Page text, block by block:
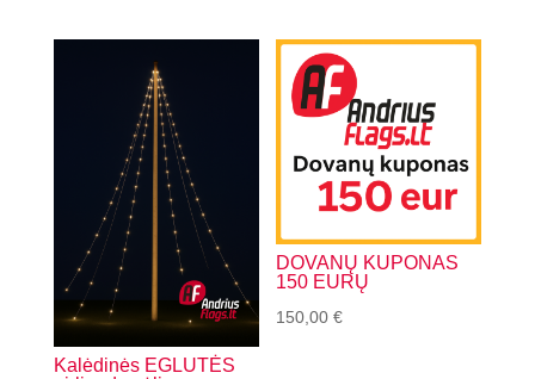
Kalėdinės EGLUTĖS
DOVANŲ KUPONAS
150 EURŲ
150,00€